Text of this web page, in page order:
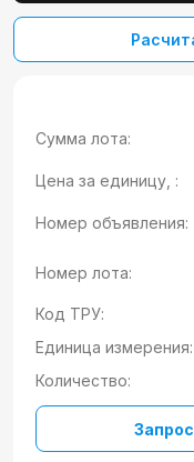
Сумма лота:
Цена за единицу, :
Номер объявления:
Номер лота:
Код ТРУ:
Единица измерения:
Количество: